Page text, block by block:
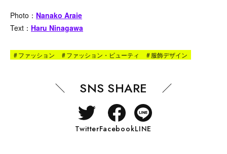
Photo： Nanako Araie
Text： Haru Ninagawa
#ファッション #ファッション・ビューティ #服飾デザイン
SNS SHARE
TwitterFacebookLINE